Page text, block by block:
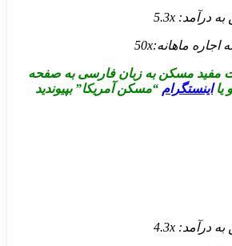
درآمد: 5.3x
اجاره ماهانه:50x
مفید مسکن به زبان فارسی به صفحه
یا اینستگرام “مسکن آمریکا” بپیوندید
درآمد: 4.3x